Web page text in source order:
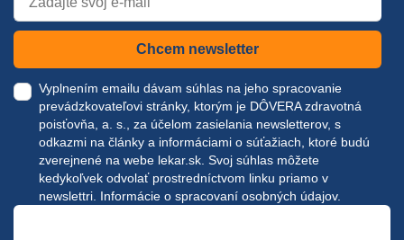
Chcem newsletter
Vyplnením emailu dávam súhlas na jeho spracovanie
prevádzkovateľovi stránky, ktorým je DÔVERA zdravotná
poisťovňa, a. s., za účelom zasielania newsletterov, s
odkazmi na články a informáciami o súťažiach, ktoré budú
zverejnené na webe lekar.sk . Svoj súhlas môžete
kedykoľvek odvolať prostredníctvom linku priamo v
newslettri. Informácie o spracovaní osobných údajov.